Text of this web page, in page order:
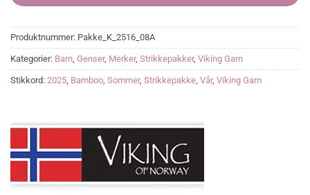
Produktnummer: Pakke_K_2516_08A
Kategorier: Barn Genser, Merker, Strikkepakker, Viking Garn
Stikkord: 2025 Bamboo Sommer, Strikkepakke Vår, Viking Garn